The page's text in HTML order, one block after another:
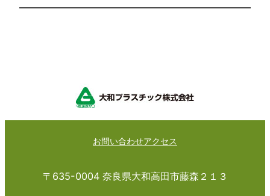
お問い合わせアクセス
〒635-0004 奈良県大和高田市藤森２１３